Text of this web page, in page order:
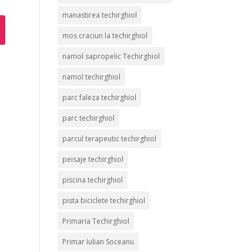
manastirea techirghiol
mos craciun la techirghiol
namol sapropelic Techirghiol
namol techirghiol
parc faleza techirghiol
parc techirghiol
parcul terapeutic techirghiol
peisaje techirghiol
piscina techirghiol
pista biciclete techirghiol
Primaria Techirghiol
Primar Iulian Soceanu